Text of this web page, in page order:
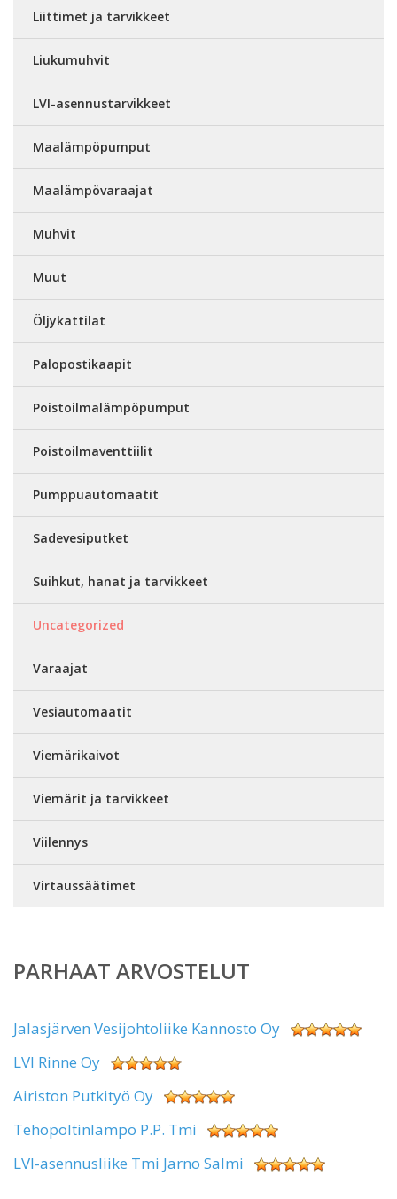
Liittimet ja tarvikkeet
Liukumuhvit
LVI-asennustarvikkeet
Maalämpöpumput
Maalämpövaraajat
Muhvit
Muut
Öljykattilat
Palopostikaapit
Poistoilmalämpöpumput
Poistoilmaventtiilit
Pumppuautomaatit
Sadevesiputket
Suihkut, hanat ja tarvikkeet
Uncategorized
Varaajat
Vesiautomaatit
Viemärikaivot
Viemärit ja tarvikkeet
Viilennys
Virtaussäätimet
PARHAAT ARVOSTELUT
Jalasjärven Vesijohtoliike Kannosto Oy
LVI Rinne Oy
Airiston Putkityö Oy
Tehopoltinlämpö P.P. Tmi
LVI-asennusliike Tmi Jarno Salmi